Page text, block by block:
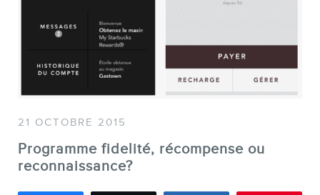
Formations marketing en
Formations marketing de
Consultations
Audits web (SEO) et IA
21 OCTOBRE 2015
Programme fidelité, récompense ou
reconnaissance?